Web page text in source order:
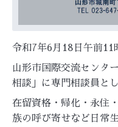
令和7年6月18日午前11
山形市国際交流センタ
相談」に専門相談員と
在留資格・帰化・永住
族の呼び寄せなど日常